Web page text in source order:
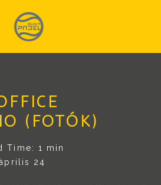
(FOTÓK)
Time: 1 min
24